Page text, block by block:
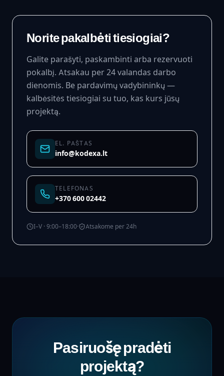
Norite pakalbėti tiesiogiai?
Galite parašyti, paskambinti arba rezervuoti
pokalbį. Atsakau per 24 valandas darbo
dienomis. Be pardavimų vadybininkų —
kalbėsitės tiesiogiai su tuo, kas kurs jūsų
projektą.
EL. PAŠTAS
info@kodexa.lt
TELEFONAS
+370 600 02442
I–V · 9:00–18:00· Atsakome per 24h
Pasiruošę pradėti
projektą?